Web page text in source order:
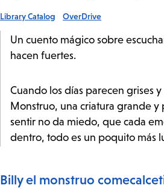
Library Catalog OverDrive
Un cuento mágico sobre
hacen fuertes.
Cuando los días parecen grises
Monstruo, una criatura grande
sentir no da miedo, que cada
dentro, todo es un poquito más
Billy el monstruo